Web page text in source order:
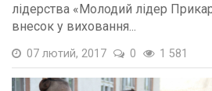
лідерства «Молодий лідер
внесок у виховання...
07 лютий, 2017 0 1 581